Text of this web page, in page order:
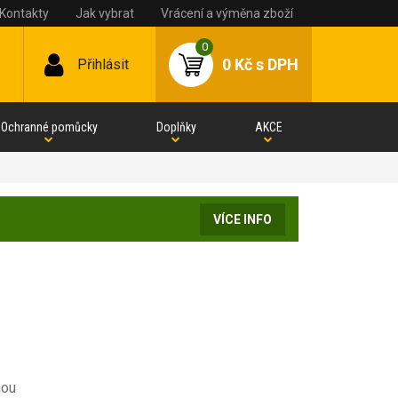
Kontakty Jak vybrat Vrácení a výměna zboží
Přihlásit
0
0 Kčs DPH
Ochranné pomůcky Doplňky AKCE
VÍCE INFO